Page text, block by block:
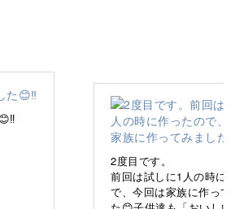
るホワイトソースを、「酒粕ホワイ
っていきます。
スの作り方を覚えると、様々な料理
できますよ♪
2度目です。
前回は試しに1人の時に
で、今回は家族に作って